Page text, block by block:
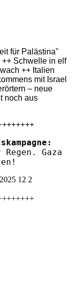
für Palästina"
Schwelle in elf
++ Italien
mit Israel
– neue
noch aus
Gaza